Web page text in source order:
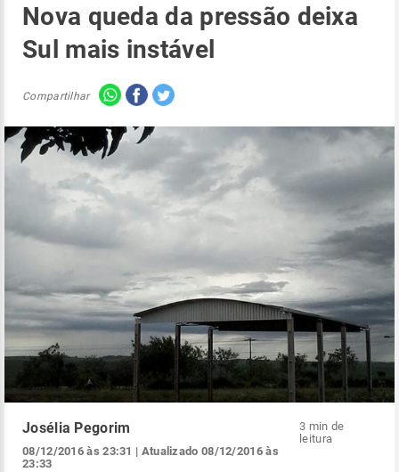
Nova queda da pressão deixa
Sul mais instável
Compartilhar
Josélia Pegorim
08/12/2016 às 23:31 | Atualizado 08/12/2016 às
23:33
3 min de
leitura